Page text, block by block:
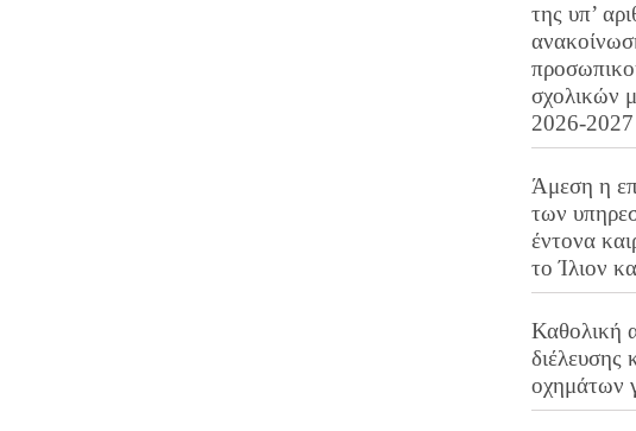
της υπ’
σχολικών
2026-2027
Άμεση η
των
έντονα
το Ίλιον
Καθολική
οχημάτων